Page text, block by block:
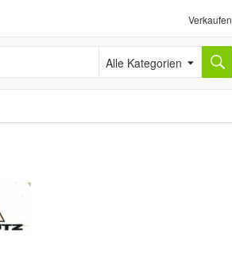
Verkaufen
Alle Kategorien